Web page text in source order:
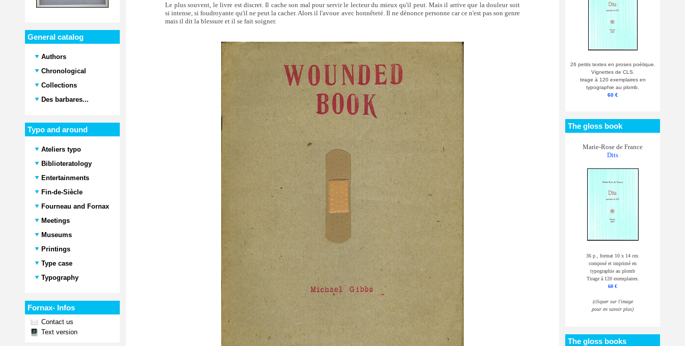
General catalog
Authors
Chronological
Collections
Des barbares...
Typo and around
Ateliers typo
Biblioteratology
Entertainments
Fin-de-Siècle
Fourneau and Fornax
Meetings
Museums
Printings
Type case
Typography
Fornax- Infos
Contact us
Text version
Le plus souvent, le livre est discret. Il cache son mal pour servir le lecteur du mieux qu'il peut. Mais il arrive que la douleur soit
si intense, si foudroyante qu'il ne peut la cacher. Alors il l'avoue avec honnêteté. Il ne dénonce personne car ce n'est pas son genre
mais il dit la blessure et il se fait soigner.
26 petits textes en proses poétique.
Vignettes de CLS.
tirage à 120 exemplaires en
typographie au plomb.
60 €
The gloss book
Marie-Rose de France
Dits
36 p., format 10 x 14 cm.
composé et imprimé en
typographie au plomb
Tirage à 120 exemplaires.
60 €
(cliquer sur l'image
pour en savoir plus)
The gloss books